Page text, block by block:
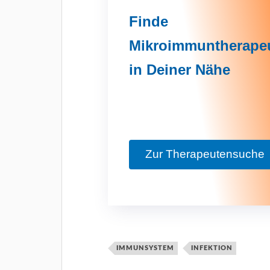
Finde
in Deiner Nähe
Zur Therapeutensuche
IMMUNSYSTEM INFEKTION